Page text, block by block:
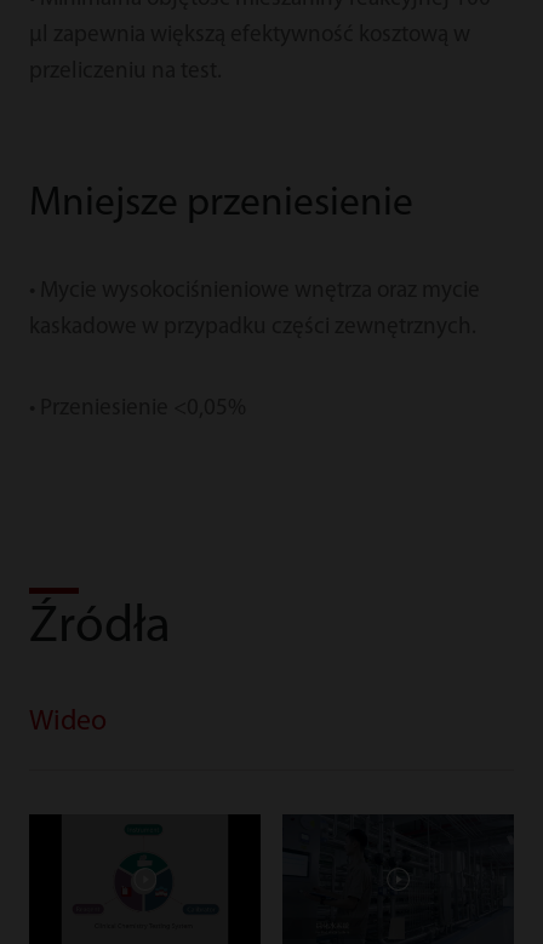
Mniejsze przeniesienie
Źródła
Wideo